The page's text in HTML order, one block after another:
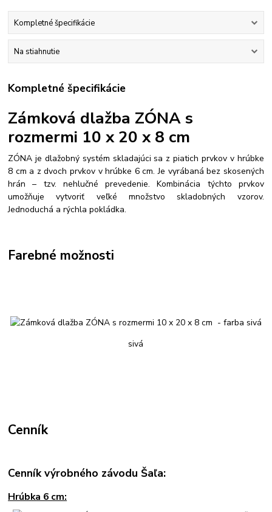
Kompletné špecifikácie
Na stiahnutie
Kompletné špecifikácie
Zámková dlažba ZÓNA s
rozmermi 10 x 20 x 8 cm
ZÓNA je dlažobný systém skladajúci sa z piatich prvkov v hrúbke
8 cm a z dvoch prvkov v hrúbke 6 cm. Je vyrábaná bez skosených
hrán – tzv. nehlučné prevedenie. Kombinácia týchto prvkov
umožňuje vytvoriť veľké množstvo skladobných vzorov.
Jednoduchá a rýchla pokládka.
Farebné možnosti
sivá
Cenník
Cenník výrobného závodu Šaľa:
Hrúbka 6 cm: